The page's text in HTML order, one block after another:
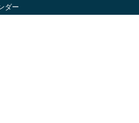
ダー